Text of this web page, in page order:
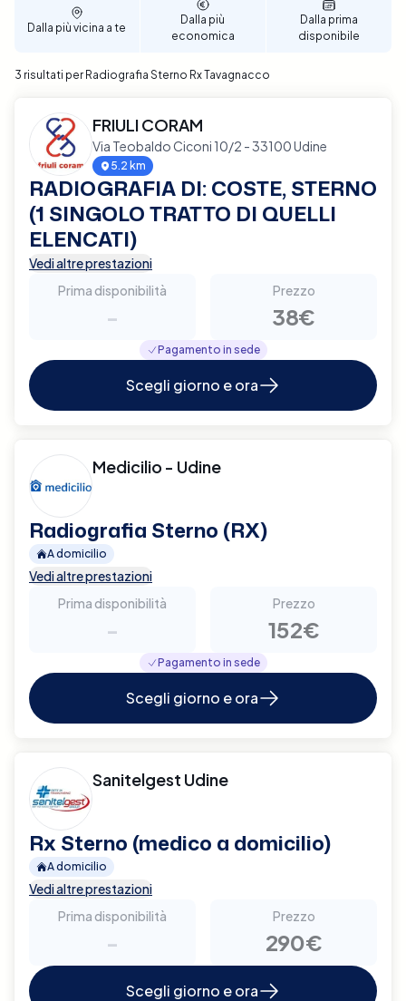
Dalla più vicina a te
Dalla più
economica
Dalla prima
disponibile
3 risultati per Radiografia Sterno Rx Tavagnacco
FRIULI CORAM
Via Teobaldo Ciconi 10/2 - 33100 Udine
5.2 km
RADIOGRAFIA DI: COSTE, STERNO
(1 SINGOLO TRATTO DI QUELLI
ELENCATI)
Vedi altre prestazioni
Prima disponibilità
-
Prezzo
38€
Pagamento in sede
Scegli giorno e ora
Medicilio - Udine
Radiografia Sterno (RX)
A domicilio
Vedi altre prestazioni
Prima disponibilità
-
Prezzo
152€
Pagamento in sede
Scegli giorno e ora
Sanitelgest Udine
Rx Sterno (medico a domicilio)
A domicilio
Vedi altre prestazioni
Prima disponibilità
-
Prezzo
290€
Scegli giorno e ora